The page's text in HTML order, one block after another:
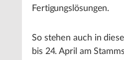
Fertigungslösungen.
So stehen auch in
bis 24. April am